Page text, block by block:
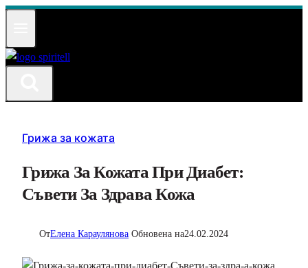
Към
Грижа за кожата
Грижа За Кожата При Диабет:
Съвети За Здрава Кожа
ОтЕлена Караулянова Обновена на24.02.2024